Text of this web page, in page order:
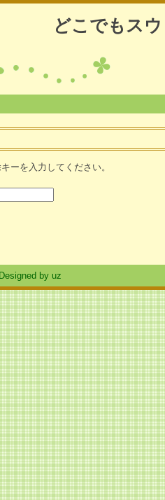
どこでもス
ーを入力してください。
Designed by uz